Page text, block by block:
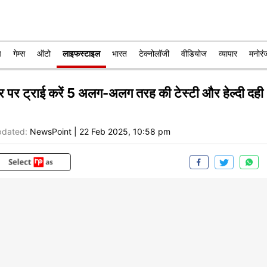
गेम्स ऑटो लाइफस्टाइल भारत टेक्नोलॉजी वीडियोज व्यापार
पर ट्राई करें 5 अलग-अलग तरह की टेस्टी और हेल्दी दही
NewsPoint 22 Feb 2025, 10:58 pm